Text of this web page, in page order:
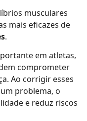
musculares
mais eficazes de
.
em atletas,
comprometer
Ao corrigir esses
problema, o
e reduz riscos